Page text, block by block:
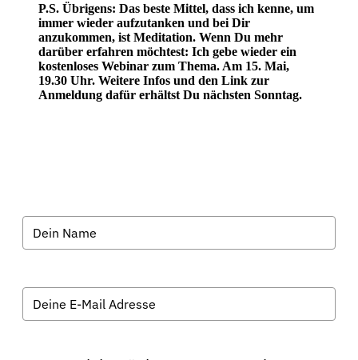
P.S. Übrigens: Das beste Mittel, dass ich kenne, um
immer wieder aufzutanken und bei Dir
anzukommen, ist Meditation. Wenn Du mehr
darüber erfahren möchtest: Ich gebe wieder ein
kostenloses Webinar zum Thema. Am 15. Mai,
19.30 Uhr. Weitere Infos und den Link zur
Anmeldung dafür erhältst Du nächsten Sonntag.